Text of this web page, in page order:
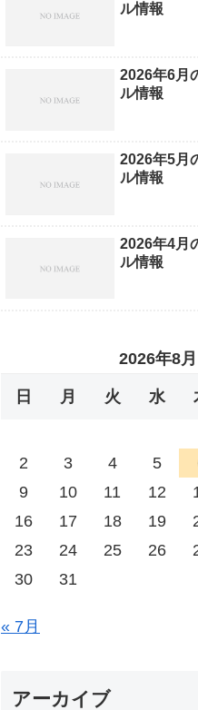
ル情報
2026年6月
ル情報
2026年5月
ル情報
2026年4月
ル情報
2026年8月
日 月 火 水
2
3 4 5
9
10 11 12
16
17 18 19
23
24 25 26
30
31
« 7月
アーカイブ